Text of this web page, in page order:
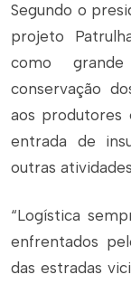
Segundo o
projeto
como
conservação
aos produtores
entrada de
outras
“Logística
enfrentados
das estradas